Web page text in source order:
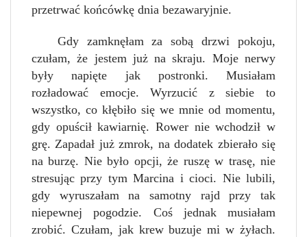
przetrwać końcówkę dnia bezawaryjnie.
Gdy zamknęłam za sobą drzwi pokoju,
czułam, że jestem już na skraju. Moje nerwy
były napięte jak postronki. Musiałam
rozładować emocje. Wyrzucić z siebie to
wszystko, co kłębiło się we mnie od momentu,
gdy opuścił kawiarnię. Rower nie wchodził w
grę. Zapadał już zmrok, na dodatek zbierało się
na burzę. Nie było opcji, że ruszę w trasę, nie
stresując przy tym Marcina i cioci. Nie lubili,
gdy wyruszałam na samotny rajd przy tak
niepewnej pogodzie. Coś jednak musiałam
zrobić. Czułam, jak krew buzuje mi w żyłach.